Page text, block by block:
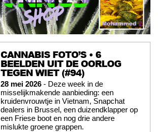
CANNABIS FOTO’S • 6
BEELDEN UIT DE OORLOG
TEGEN WIET (#94)
28 mei 2026 - Deze week in de
misselijkmakende aanbieding: een
kruidenvrouwtje in Vietnam, Snapchat
dealers in Brussel, een duizendklapper op
een Friese boot en nog drie andere
mislukte groene grappen.